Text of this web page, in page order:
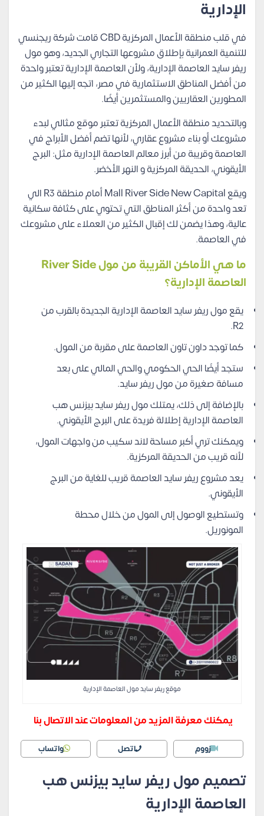
الإدارية
في قلب منطقة الأعمال المركزية CBD قامت شركة ريجنسي
للتنمية العمرانية بإطلاق مشروعها التجاري الجديد، وهو مول
ريفر سايد العاصمة الإدارية، ولأن العاصمة الإدارية تعتبر واحدة
من أفضل المناطق الاستثمارية في مصر، اتجه إليها الكثير من
المطورين العقاريين والمستثمرين أيضًا.
وبالتحديد منطقة الأعمال المركزية تعتبر موقع مثالي لبدء
مشروعك أو بناء مشروع عقاري، لأنها تضم أفضل الأبراج في
العاصمة وقريبة من أبرز معالم العاصمة الإدارية مثل: البرج
الأيقوني، الحديقة المركزية و النهر الأخضر.
ويقع Mall River Side New Capital أمام منطقة R3 الي
تعد واحدة من أكثر المناطق التي تحتوي على كثافة سكانية
عالية، وهذا يضمن لك إقبال الكثير من العملاء على مشروعك
في العاصمة.
ما هي الأماكن القريبة من مول River Side
العاصمة الإدارية؟
يقع مول ريفر سايد العاصمة الإدارية الجديدة بالقرب من
R2.
كما توجد داون تاون العاصمة على مقربة من المول.
ستجد أيضًا الحي الحكومي والحي المالي على بعد
مسافة صغيرة من مول ريفر سايد.
بالإضافة إلى ذلك، يمتلك مول ريفر سايد بيزنس هب
العاصمة الإدارية إطلالة فريدة على البرج الأيقوني.
ويمكنك تري أكبر مساحة لاند سكيب من واجهات المول،
لأنه قريب من الحديقة المركزية.
يعد مشروع ريفر سايد العاصمة قريب للغاية من البرج
الأيقوني.
وتستطيع الوصول إلى المول من خلال محطة
المونوريل.
موقع ريفر سايد مول العاصمة الإدارية
يمكنك معرفة المزيد من المعلومات عند الاتصال بنا
زووم اتصل واتساب
تصميم مول ريفر سايد بيزنس هب
العاصمة الإدارية